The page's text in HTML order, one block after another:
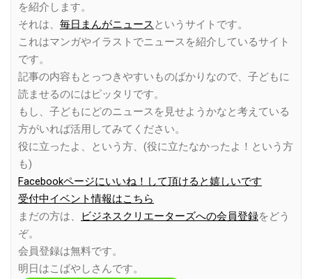
を紹介します。
それは、 毎日まんがニュース というサイトです。
これはマンガやイラストでニュースを紹介しているサイト
です。
記事の内容もとっつきやすいものばかりなので、子どもに
読ませるのにはピッタリです。
もし、子どもにどのニュースを見せようかなと考えている
方がいれば活用してみてください。
役に立ったよ、という方、(役に立たなかったよ！という方
も)
Facebookページにいいね！して頂けると嬉しいです
受付中イベント情報はこちら
まだの方は、
ビジネスクリエーターズへの会員登録をどう
ぞ。
会員登録は無料です。
明日はこばやしさんです。